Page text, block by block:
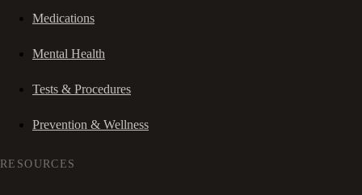
Medications
Mental Health
Tests & Procedures
Prevention & Wellness
RESOURCES